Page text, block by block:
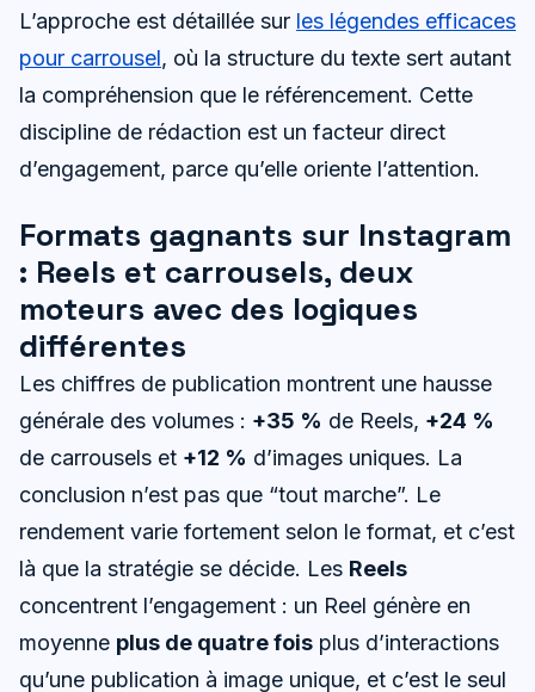
L’approche est détaillée sur les légendes efficaces
pour carrousel, où la structure du texte sert autant
la compréhension que le référencement. Cette
discipline de rédaction est un facteur direct
d’engagement, parce qu’elle oriente l’attention.
Formats gagnants sur Instagram
: Reels et carrousels, deux
moteurs avec des logiques
différentes
Les chiffres de publication montrent une hausse
générale des volumes : +35 % de Reels, +24 %
de carrousels et +12 % d’images uniques. La
conclusion n’est pas que “tout marche”. Le
rendement varie fortement selon le format, et c’est
là que la stratégie se décide. Les Reels
concentrent l’engagement : un Reel génère en
moyenne plus de quatre fois plus d’interactions
qu’une publication à image unique, et c’est le seul